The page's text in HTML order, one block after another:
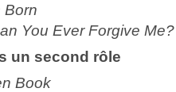
Born
You Ever Forgive Me?
un second rôle
Book